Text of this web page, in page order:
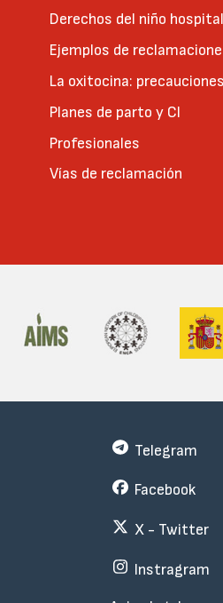
Derechos del niño
Ejemplos de
La oxitocina:
Planes de parto y CI
Profesionales
Vías de reclamación
Telegram
Facebook
X - Twitter
Instragram